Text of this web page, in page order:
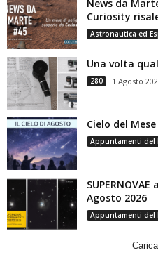
News da
Curiosity
Astronautica ed
Una volta
280 1 Agosto
Cielo del
Appuntamenti del
Agosto 2026
Appuntamenti del